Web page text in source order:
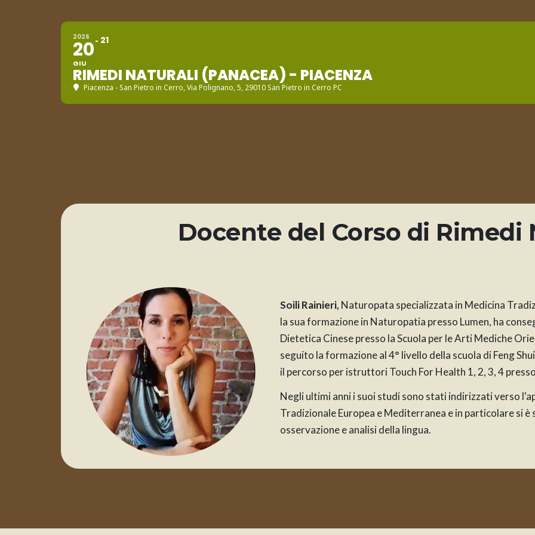
2026
20
GIU
21
RIMEDI NATURALI (PANACEA) - PIACENZA
Piacenza - San Pietro in Cerro, Via Polignano, 5, 29010 San Pietro in Cerro PC
Docente del Corso di Rimedi
Soili Rainieri, Naturopata specializzata in Medicina
la sua formazione in Naturopatia presso Lumen, ha
Dietetica Cinese presso la Scuola per le Arti Mediche
seguito la formazione al 4° livello della scuola di Feng
il percorso per istruttori Touch For Health 1, 2, 3, 4
Negli ultimi anni i suoi studi sono stati indirizzati verso
Tradizionale Europea e Mediterranea e in particolare si è
osservazione e analisi della lingua.